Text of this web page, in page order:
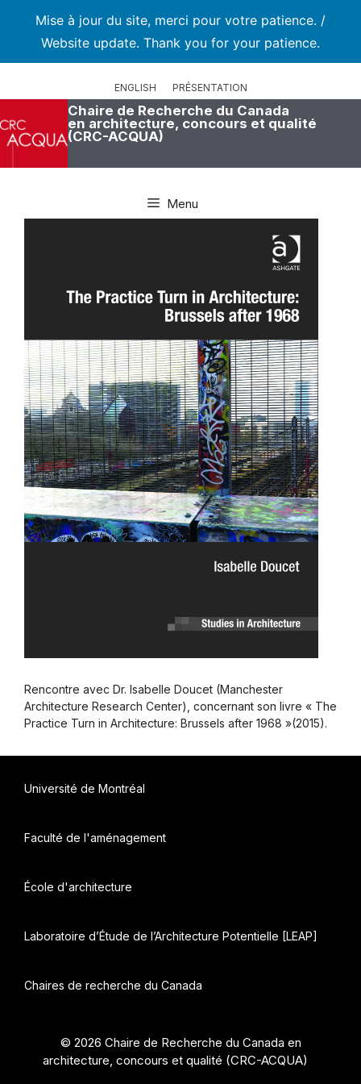
Mise à jour du site, merci pour votre patience. /
Website update. Thank you for your patience.
ENGLISH PRÉSENTATION
Chaire de Recherche du Canada
en architecture, concours et qualité
(CRC-ACQUA)
Menu
Rencontre avec Dr. Isabelle Doucet (Manchester
Architecture Research Center), concernant son livre « The
Practice Turn in Architecture: Brussels after 1968 »(2015).
Université de Montréal
Faculté de l'aménagement
École d'architecture
Laboratoire d’Étude de l’Architecture Potentielle [LEAP]
Chaires de recherche du Canada
© 2026 Chaire de Recherche du Canada en
architecture, concours et qualité (CRC-ACQUA)